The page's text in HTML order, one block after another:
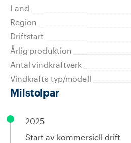
Land
Region
Driftstart
Årlig produktion
Antal vindkraftverk
Vindkrafts typ/modell
Milstolpar
2025
Start av kommersiell drift